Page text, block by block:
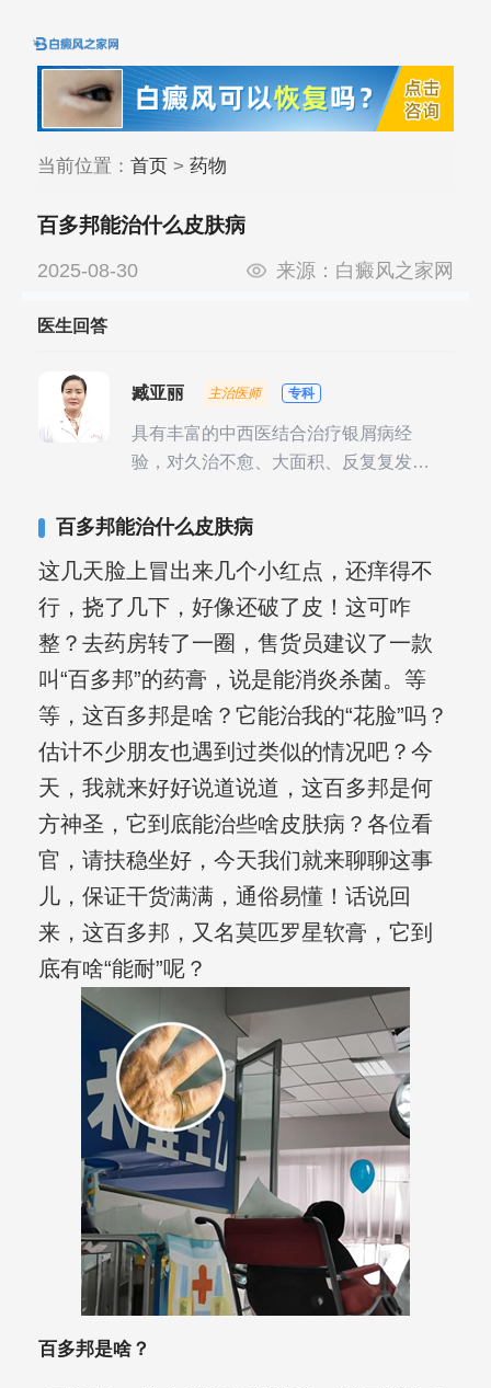
当前位置： 首页> 药物
百多邦能治什么皮肤病
2025-08-30 来源： 白癜风之家网
医生回答
臧亚丽 主治医师 专科
具有丰富的中西医结合治疗银屑病经
验，对久治不愈、大面积、反复复发性
百多邦能治什么皮肤病
这几天脸上冒出来几个小红点，还痒得不
行，挠了几下，好像还破了皮！这可咋
整？去药房转了一圈，售货员建议了一款
叫“百多邦”的药膏，说是能消炎杀菌。等
等，这百多邦是啥？它能治我的“花脸”吗？
估计不少朋友也遇到过类似的情况吧？今
天，我就来好好说道说道，这百多邦是何
方神圣，它到底能治些啥皮肤病？各位看
官，请扶稳坐好，今天我们就来聊聊这事
儿，保证干货满满，通俗易懂！话说回
来，这百多邦，又名莫匹罗星软膏，它到
底有啥“能耐”呢？
百多邦是啥？